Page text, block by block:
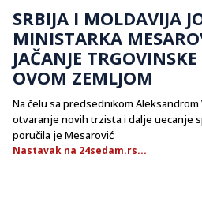
SRBIJA I MOLDAVIJA
MINISTARKA
JAČANJE
OVOM ZEMLJOM
Na čelu sa predsednikom Aleksandrom
otvaranje novih trzista i dalje uecanje
poručila je Mesarović
Nastavak na 24sedam.rs...